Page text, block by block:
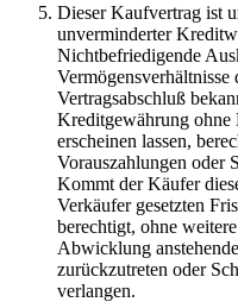
Dieser Kaufvertrag ist
unverminderter
Nichtbefriedigende
Vermögensverhältnisse
Vertragsabschluß
Kreditgewährung ohne
erscheinen lassen,
Vorauszahlungen oder
Kommt der Käufer
Verkäufer gesetzten
berechtigt, ohne
Abwicklung
zurückzutreten oder
verlangen.